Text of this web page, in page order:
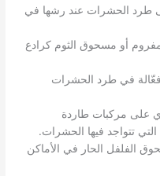
طرد الحشرات عند رشها في
أو مسحوق الثوم كرادع
فعّالة في طرد الحشرات
على مركبات طاردة
تتواجد فيها الحشرات.
الفلفل الحار في الأماكن